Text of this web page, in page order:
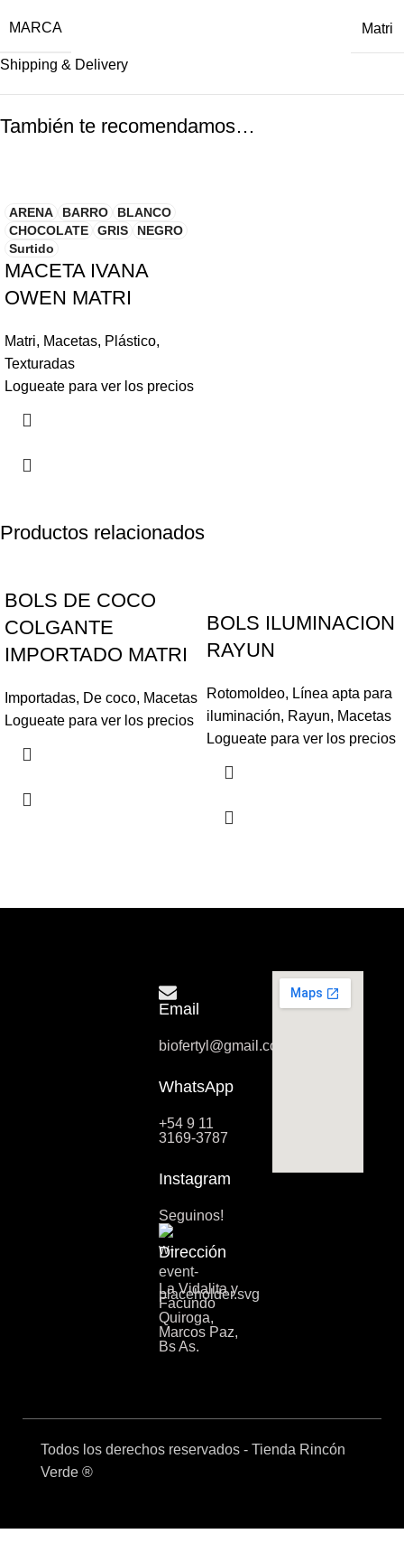
MARCA Matri
Shipping & Delivery
También te recomendamos…
ARENA BARRO
BLANCO
CHOCOLATE
GRIS
NEGRO
Surtido
MACETA IVANA
OWEN MATRI
Matri, Macetas, Plástico,
Texturadas
Logueate para ver los precios
Productos relacionados
BOLS DE COCO
COLGANTE
IMPORTADO MATRI
Importadas, De coco, Macetas
Logueate para ver los precios
BOLS ILUMINACION
RAYUN
Rotomoldeo, Línea apta para
iluminación, Rayun, Macetas
Logueate para ver los precios
Email
biofertyl@gmail.com
WhatsApp
+54 9 11
3169-3787
Instagram
Seguinos!
Dirección
La Vidalita y
Facundo
Quiroga,
Marcos Paz,
Bs As.
Todos los derechos reservados - Tienda Rincón
Verde ®